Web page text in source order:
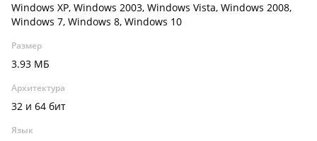
Windows XP, Windows 2003, Windows Vista, Windows 2008,
Windows 7, Windows 8, Windows 10
Размер
3.93 МБ
Архитектура
32 и 64 бит
Язык